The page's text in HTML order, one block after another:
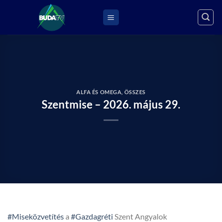
ALFA ÉS OMEGA ÖSSZES
Szentmise – 2026. május 29.
#Miseközvetítésa #Gazdagréti Szent Angyalok